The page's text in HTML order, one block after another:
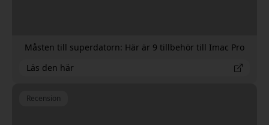
Måsten till superdatorn: Här är 9 tillbehör till Imac Pro
Läs den här
Recension